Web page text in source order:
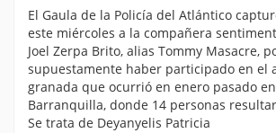
El Gaula de la Policía del Atlántico
este miércoles a la compañera
Joel Zerpa Brito, alias Tommy Masacre,
supuestamente haber participado en el
granada que ocurrió en enero pasado
Barranquilla, donde 14 personas
Se trata de Deyanyelis Patricia